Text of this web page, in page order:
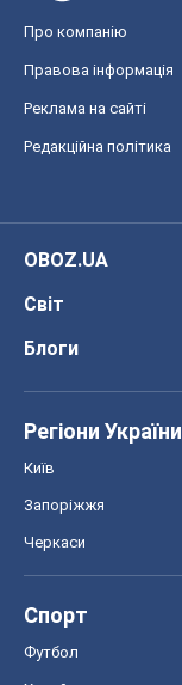
Про компанію
Правова інформація
Реклама на сайті
Редакційна політика
OBOZ.UA
Світ
Блоги
Регіони України
Київ
Запоріжжя
Черкаси
Спорт
Футбол